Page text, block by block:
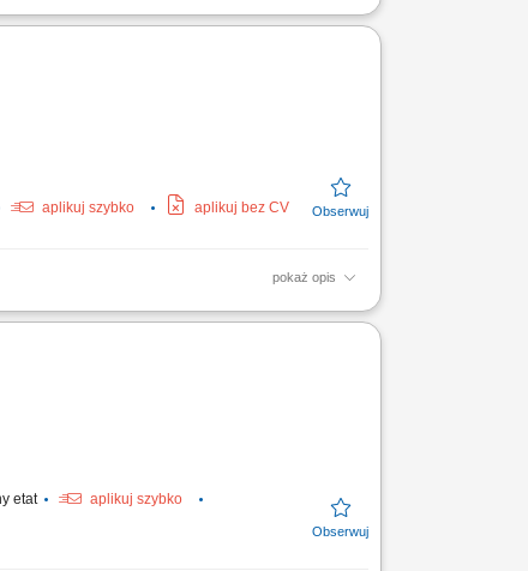
i odpowiedzialne wykonywanie zadań.
aplikuj szybko aplikuj bez CV
pokaż opis
zapasów i organizacja pracy;
etat
aplikuj szybko